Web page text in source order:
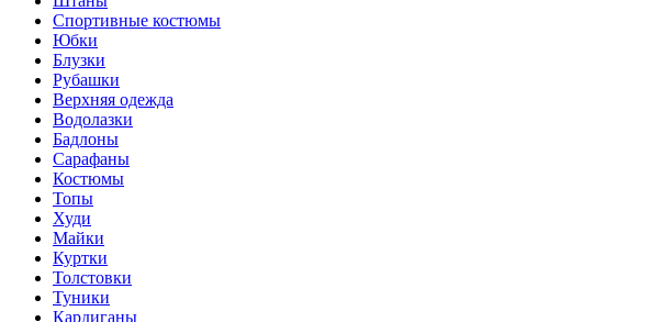
Спортивные костюмы
Юбки
Блузки
Рубашки
Верхняя одежда
Водолазки
Бадлоны
Сарафаны
Костюмы
Топы
Худи
Майки
Куртки
Толстовки
Туники
Кардиганы